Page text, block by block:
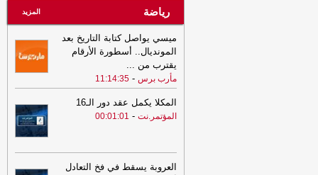
رياضة المزيد
ميسي يواصل كتابة التاريخ بعد
المونديال.. أسطورة الأرقام
يقترب من ...
مأرب برس -
11:14:35
المكلا يكمل عقد دور الـ16
المؤتمر.نت -
00:01:01
العروبة يسقط في فخ التعادل